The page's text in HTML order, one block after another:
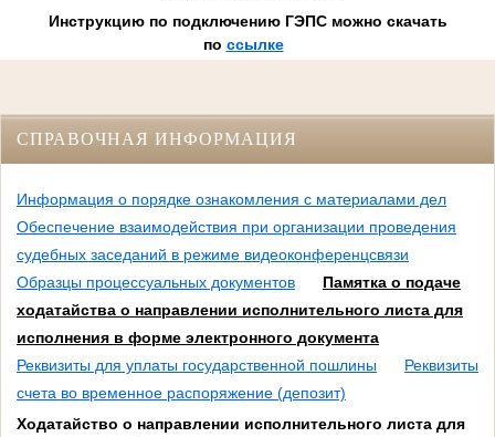
Инструкцию по подключению ГЭПС можно скачать
по ссылке
СПРАВОЧНАЯ ИНФОРМАЦИЯ
Информация о порядке ознакомления с материалами дел
Обеспечение взаимодействия при организации проведения
судебных заседаний в режиме видеоконференцсвязи
Образцы процессуальных документов
Памятка о подаче
ходатайства о направлении исполнительного листа для
исполнения в форме электронного документа
Реквизиты для уплаты государственной пошлины
Реквизиты
счета во временное распоряжение (депозит)
Ходатайство о направлении исполнительного листа для